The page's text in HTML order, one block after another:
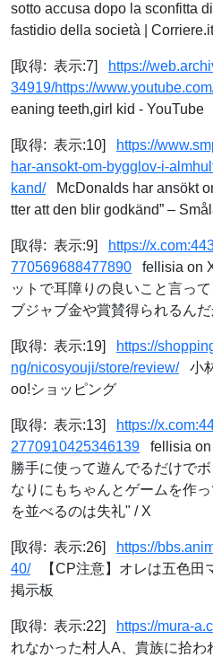
sotto accusa dopo la sconfitta
fastidio della società | Corriere.it
[取得: 表示:7]
https://
34919/https://
eaning teeth,girl kid - YouTube
[取得: 表示:10]
https://
har-ansokt-om-bygglov-i-
kand/McDonalds har ansökt
tter att den blir godkänd” –
[取得: 表示:9]
https://
770569688477890 fellisia on
ットで耳障りの良いこと言っ
ブジャブ金や賞賛得られるん
[取得: 表示:19]
https://
ng/nicosyouji/store/review/小林
oo!ショッピング
[取得: 表示:13]
https://
2770910425346139 fellisia on
勝手に使って遊んでるだけで
なりにもちゃんとゲームを作
を並べるのは失礼" / X
[取得: 表示:26]
https://
40/【CP注意】オレは五色田
掲示板
[取得: 表示:22] https://mura-
れなかった村人A、貴族に拾わ